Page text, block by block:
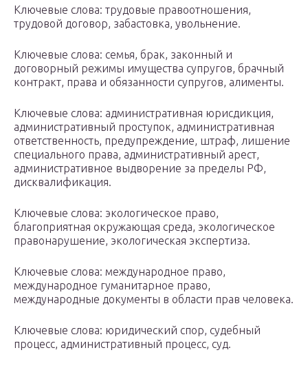
Ключевые слова: трудовые правоотношения,
трудовой договор, забастовка, увольнение.
Ключевые слова: семья, брак, законный и
договорный режимы имущества супругов, брачный
контракт, права и обязанности супругов, алименты.
Ключевые слова: административная юрисдикция,
административный проступок, административная
ответственность, предупреждение, штраф, лишение
специального права, административный арест,
административное выдворение за пределы РФ,
дисквалификация.
Ключевые слова: экологическое право,
благоприятная окружающая среда, экологическое
правонарушение, экологическая экспертиза.
Ключевые слова: международное право,
международное гуманитарное право,
международные документы в области прав человека.
Ключевые слова: юридический спор, судебный
процесс, административный процесс, суд.